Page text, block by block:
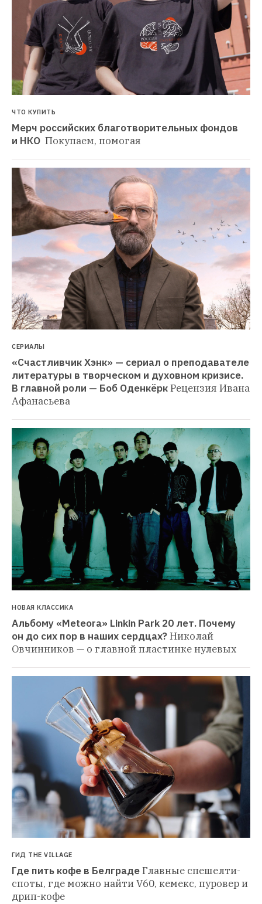
ЧТО КУПИТЬ
Мерч российских благотворительных фондов
и НКО Покупаем, помогая
СЕРИАЛЫ
«Счастливчик Хэнк» — сериал о преподавателе
литературы в творческом и духовном кризисе.
В главной роли — Боб ОденкёркРецензия Ивана
Афанасьева
НОВАЯ КЛАССИКА
Альбому «Meteora» Linkin Park 20 лет. Почему
он до сих пор в наших сердцах?Николай
Овчинников — о главной пластинке нулевых
ГИД THE VILLAGE
Где пить кофе в БелградеГлавные спешелти-
споты, где можно найти V60, кемекс, пуровер и
дрип-кофе